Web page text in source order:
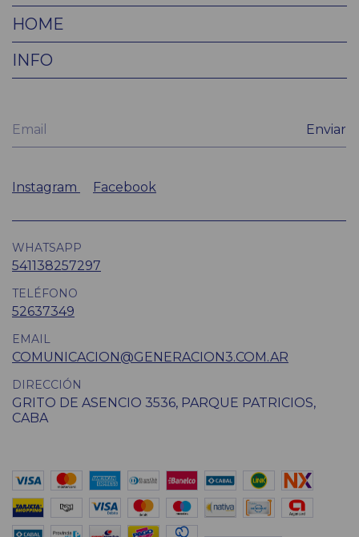
HOME
INFO
Instagram Facebook
WHATSAPP
541138257297
TELÉFONO
52637349
EMAIL
COMUNICACION@GENERACION3.COM.AR
DIRECCIÓN
GRITO DE ASENCIO 3536, PARQUE PATRICIOS,
CABA